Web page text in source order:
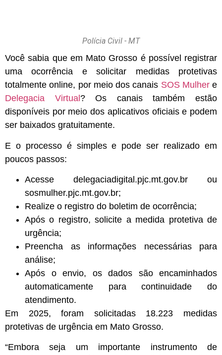
Polícia Civil - MT
Você sabia que em Mato Grosso é possível registrar
uma ocorrência e solicitar medidas protetivas
totalmente online, por meio dos canais SOS Mulhere
Delegacia Virtual ? Os canais também estão
disponíveis por meio dos aplicativos oficiais e podem
ser baixados gratuitamente.
E o processo é simples e pode ser realizado em
poucos passos:
Acesse delegaciadigital.pjc.mt.gov.br ou
sosmulher.pjc.mt.gov.br;
Realize o registro do boletim de ocorrência;
Após o registro, solicite a medida protetiva de
urgência;
Preencha as informações necessárias para
análise;
Após o envio, os dados são encaminhados
automaticamente para continuidade do
atendimento.
Em 2025, foram solicitadas 18.223 medidas
protetivas de urgência em Mato Grosso.
“Embora seja um importante instrumento de